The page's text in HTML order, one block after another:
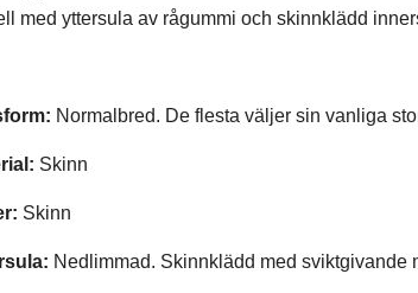
med yttersula av rågummi och skinnklädd
Normalbred. De flesta väljer sin vanliga
Skinn
Skinn
Nedlimmad. Skinnklädd med sviktgivande